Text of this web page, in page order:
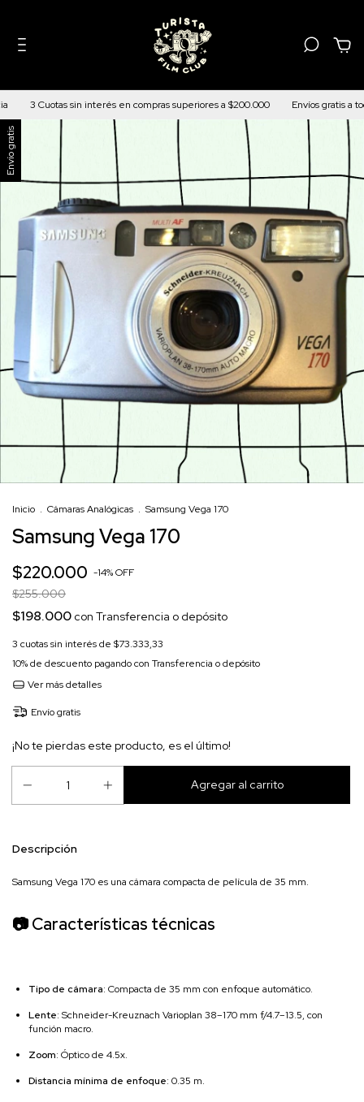
3 Cuotas sin interés en compras superiores a $200.000 Envíos gratis a
Envío gratis
Inicio . Cámaras Analógicas . Samsung Vega 170
Samsung Vega 170
$220.000 -14%OFF
$255.000
$198.000 con Transferencia o depósito
3 cuotas sin interés de $73.333,33
10% de descuento pagando con Transferencia o depósito
Ver más detalles
Envío gratis
¡No te pierdas este producto, es el último!
Descripción
Samsung Vega 170 es una cámara compacta de película de 35 mm.
📷 Características técnicas
Tipo de cámara: Compacta de 35 mm con enfoque automático.
Lente: Schneider-Kreuznach Varioplan 38–170 mm f/4.7–13.5, con
función macro.
Zoom: Óptico de 4.5x.
Distancia mínima de enfoque: 0.35 m.